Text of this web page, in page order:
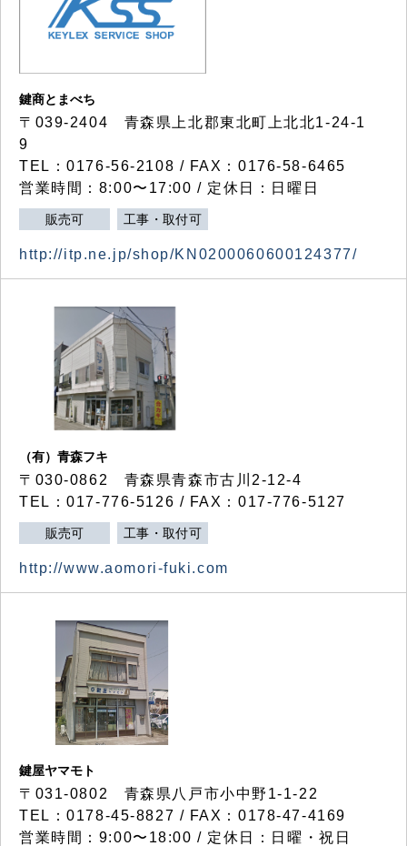
鍵商とまべち
〒039-2404 青森県上北郡東北町上北北1-24-1
9
TEL：0176-56-2108 / FAX：0176-58-6465
営業時間：8:00〜17:00 / 定休日：日曜日
販売可 工事・取付可
http://itp.ne.jp/shop/KN0200060600124377/
（有）青森フキ
〒030-0862 青森県青森市古川2-12-4
TEL：017-776-5126 / FAX：017-776-5127
販売可 工事・取付可
http://www.aomori-fuki.com
鍵屋ヤマモト
〒031-0802 青森県八戸市小中野1-1-22
TEL：0178-45-8827 / FAX：0178-47-4169
営業時間：9:00〜18:00 / 定休日：日曜・祝日